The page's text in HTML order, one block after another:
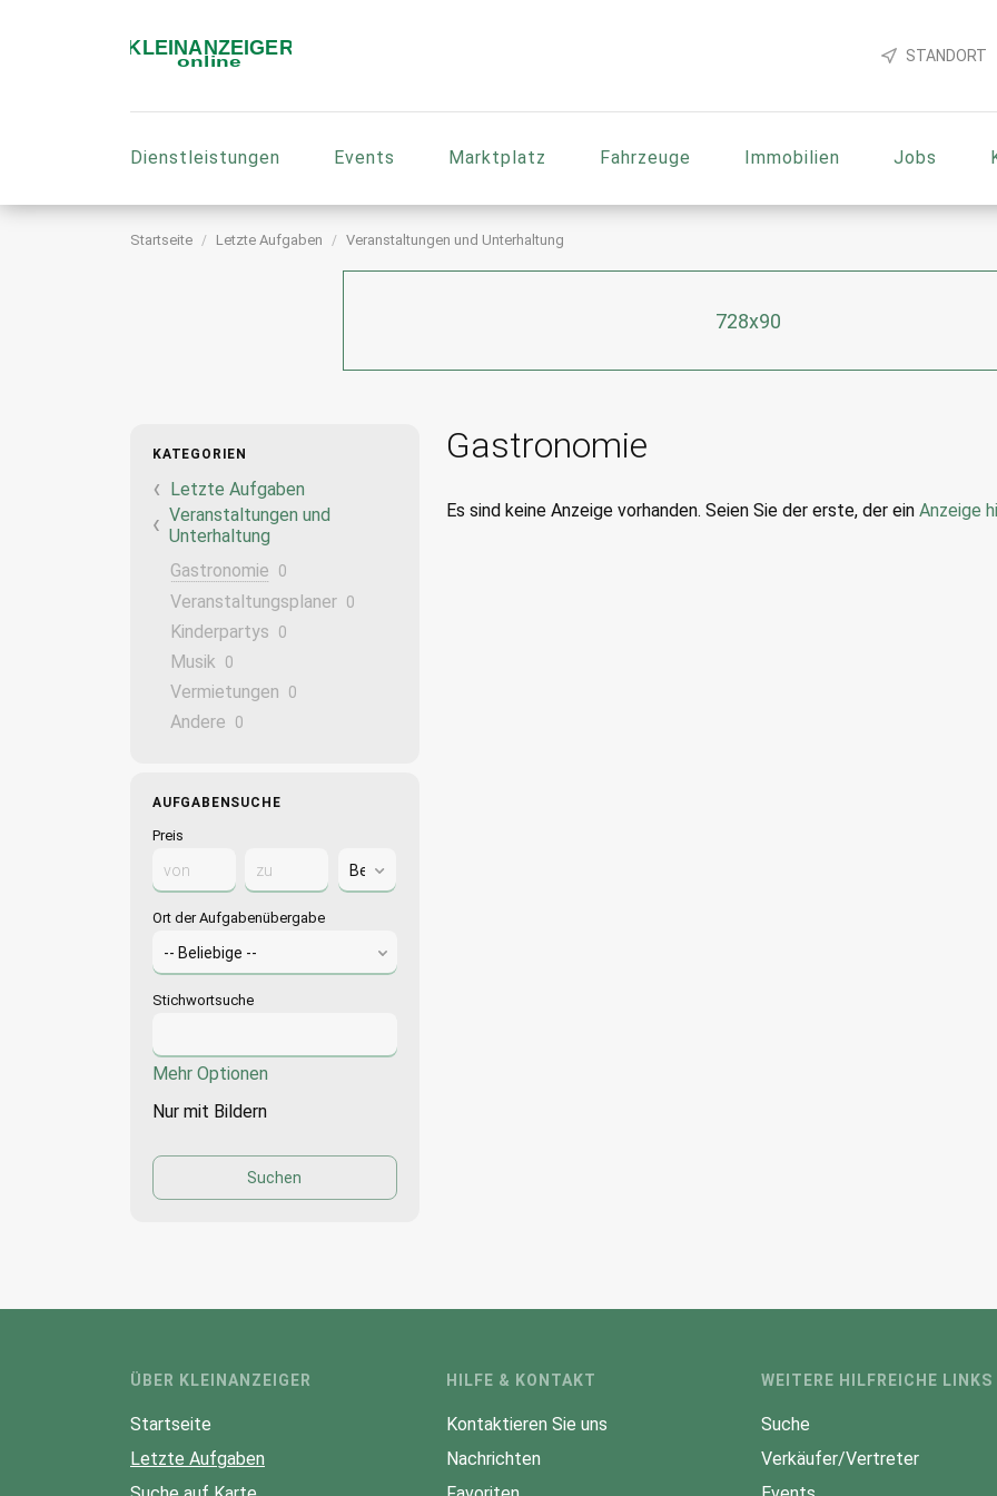
STANDORT
Dienstleistungen Events Marktplatz Fahrzeuge Immobilien Jobs
Startseite Letzte Aufgaben Veranstaltungen und Unterhaltung
728x90
KATEGORIEN
Letzte Aufgaben
Veranstaltungen und
Unterhaltung
Gastronomie
0
Veranstaltungsplaner 0
Kinderpartys 0
Musik 0
Vermietungen 0
Andere 0
AUFGABENSUCHE
Preis
Ort der Aufgabenübergabe
Stichwortsuche
Mehr Optionen
Nur mit Bildern
Gastronomie
Es sind keine Anzeige vorhanden. Seien Sie der erste, der ein Anzeige
ÜBER KLEINANZEIGER
Startseite
Letzte Aufgaben
HILFE & KONTAKT
Kontaktieren Sie uns
Nachrichten
WEITERE HILFREICHE LINKS
Suche
Verkäufer/Vertreter